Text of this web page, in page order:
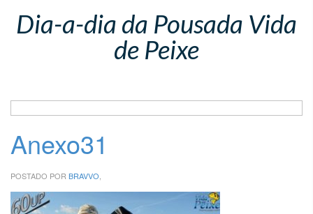
Dia-a-dia da Pousada Vida
de Peixe
Anexo31
POSTADO PORBRAVVO,